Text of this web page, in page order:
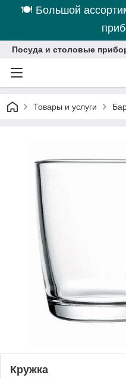
🍽 Большой
Посуда и столовые
Товары и услуги
Кружка